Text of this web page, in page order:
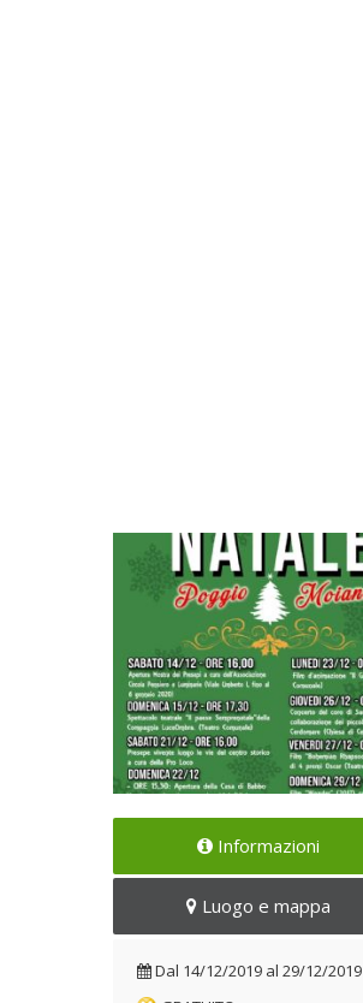
Spettacoli e concerti per le
Dal 14/12/2019 al
29/12/2019
Informazioni
Luogo e mappa
Dal 14/12/2019 al 29/12/2019